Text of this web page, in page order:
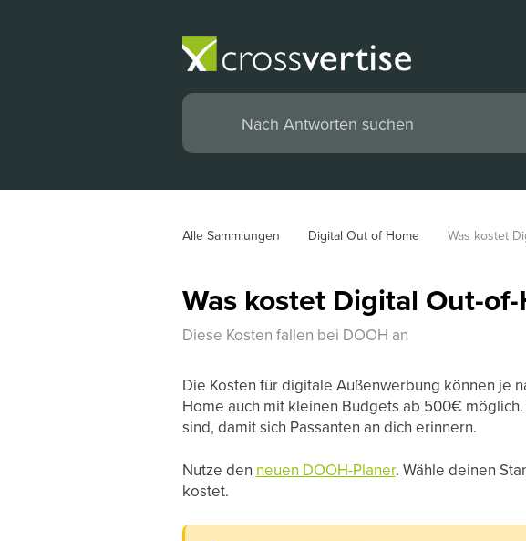
Alle Sammlungen Digital Out of Home Was kostet
Was kostet Digital Out-of-
Diese Kosten fallen bei DOOH an
Die Kosten für digitale Außenwerbung können je
Home auch mit kleinen Budgets ab 500€
sind, damit sich Passanten an dich erinnern.
Nutze den neuen DOOH-Planer. Wähle deinen
kostet.